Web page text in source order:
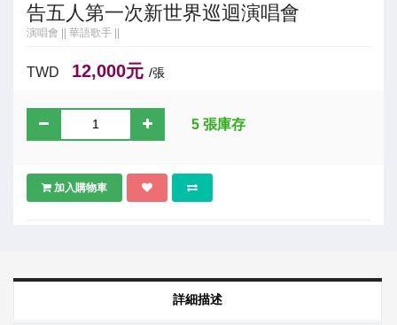
告五人第一次新世界巡迴演唱會
演唱會 || 華語歌手 ||
TWD 12,000元 /張
5 張庫存
加入購物車
詳細描述